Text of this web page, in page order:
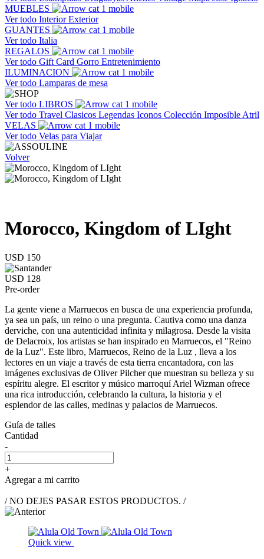
MUEBLES
Ver todo InteriorExterior
GUANTES
Ver todo Italia
REGALOS
Ver todo Gift Card Gorro Entretenimiento
ILUMINACION
Ver todo Lamparas de mesa
Ver todo LIBROS
Ver todo Travel Clasicos Legendas Iconos Colección Imposible Atril
VELAS
Ver todo Velas para Viajar
Volver
Morocco, Kingdom of LIght
USD 150
USD 128
Pre-order
La gente viene a Marruecos en busca de una experiencia profunda,
ya sea un país, un reino o una pregunta. Cautiva como una danza
derviche, con una autenticidad infinita y milagrosa. Desde la visita
de Delacroix, los artistas se han inspirado en Marruecos, el "Reino
de la Luz". Este libro, Marruecos, Reino de la Luz , lleva a los
lectores en un viaje a través de esta tierra encantadora, con las
imágenes exclusivas de Oliver Pilcher que muestran su belleza y su
espíritu alegre. El escritor y músico marroquí Ariel Wizman ofrece
una rica introducción, celebrando la cultura, la historia y el
esplendor de las calles, medinas y palacios de Marruecos.
Guía de talles
Cantidad
-
+
Agregar a mi carrito
/ NO DEJES PASAR ESTOS PRODUCTOS. /
Quick view